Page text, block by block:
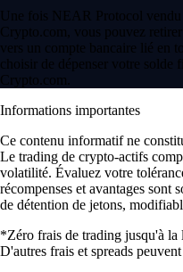
Une fois NEAR Protocol
Crypto.com, vous pouvez
vers un compte bancaire lié en
choisir de dépenser votre solde
Crypto.com.
Informations importantes
Ce contenu informatif ne
Le trading de crypto-actifs
volatilité. Évaluez votre
récompenses et avantages sont
de détention de jetons,
*Zéro frais de trading jusqu'à
D'autres frais et spreads